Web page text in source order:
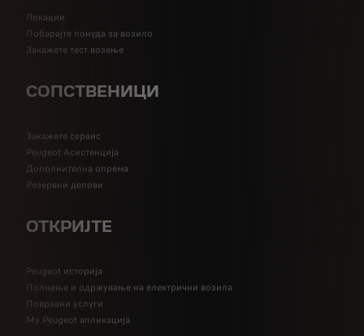
Локации
Побарајте понуда за возило
Закажете тест возење
СОПСТВЕНИЦИ
Закажете сервис
Peugeot Асистенција
Дополнителна опрема
Резервни делови
ОТКРИЈТЕ
Peugeot историја
Полнење и одржување на електрични возила
Поврзани услуги
My Peugeot апликација